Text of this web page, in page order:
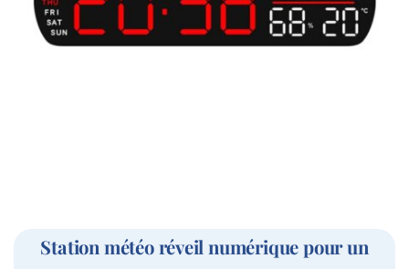
Station météo réveil numérique pour un